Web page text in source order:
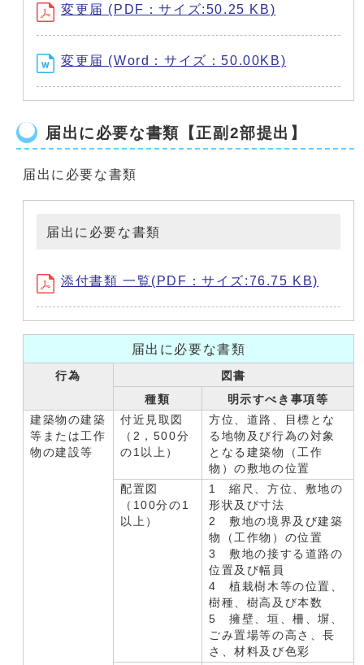
変更届 (PDF：サイズ:50.25 KB)
変更届 (Word：サイズ：50.00KB)
届出に必要な書類【正副2部提出】
届出に必要な書類
届出に必要な書類
添付書類 一覧(PDF：サイズ:76.75 KB)
届出に必要な書類
行為
図書
種類
明示すべき事項等
建築物の建築
等または工作
物の建設等
付近見取図
（2，500分
の1以上）
方位、道路、目標とな
る地物及び行為の対象
となる建築物（工作
物）の敷地の位置
配置図
（100分の1
以上）
1 縮尺、方位、敷地の
形状及び寸法
2 敷地の境界及び建築
物（工作物）の位置
3 敷地の接する道路の
位置及び幅員
4 植栽樹木等の位置、
樹種、樹高及び本数
5 擁壁、垣、柵、塀、
ごみ置場等の高さ、長
さ、材料及び色彩